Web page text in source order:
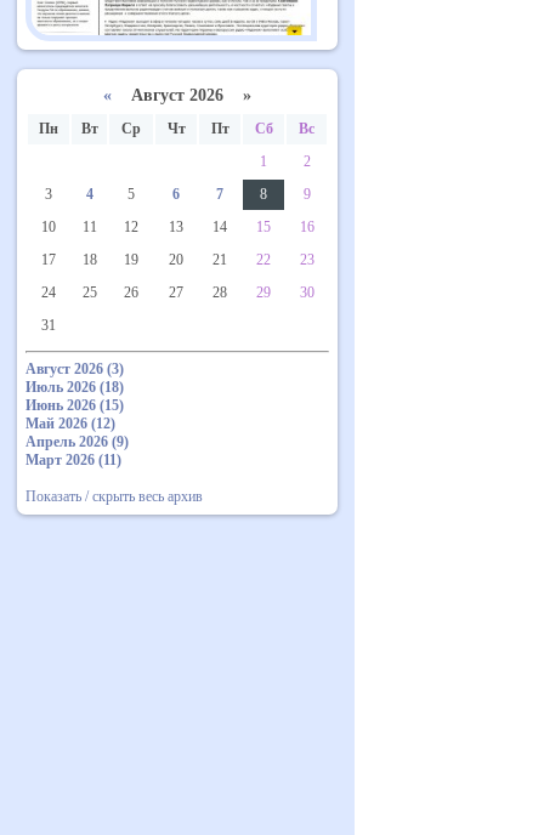
« Август 2026 »
Пн Вт Ср Чт Пт Сб
Вс
1
2
3
4 5 6 7 8
9
10
11 12 13 14 15
16
17
18 19 20 21 22
23
24
25 26 27 28 29
30
31
Август 2026 (3)
Июль 2026 (18)
Июнь 2026 (15)
Май 2026 (12)
Апрель 2026 (9)
Март 2026 (11)
Показать / скрыть весь архив